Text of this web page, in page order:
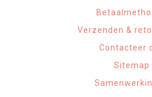
Verzenden &
Contacteer
Sitemap